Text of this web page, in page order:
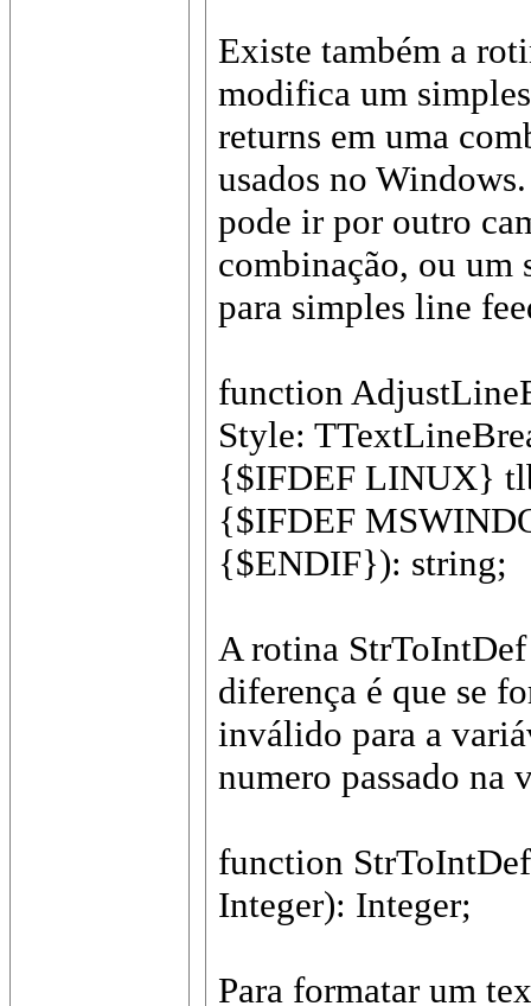
Existe também a
modifica um
returns em uma
usados no
pode ir por outro
combinação, ou um
para simples line
function
Style:
{$IFDEF LINUX}
{$IFDEF
{$ENDIF}): string;
A rotina
diferença é que se
inválido para a
numero passado na
function
Integer): Integer;
Para formatar um